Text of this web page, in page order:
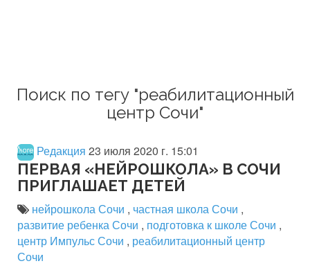
Поиск по тегу "реабилитационный
центр Сочи"
Редакция 23 июля 2020 г. 15:01
ПЕРВАЯ «НЕЙРОШКОЛА» В СОЧИ
ПРИГЛАШАЕТ ДЕТЕЙ
нейрошкола Сочи , частная школа Сочи ,
развитие ребенка Сочи , подготовка к школе Сочи ,
центр Импульс Сочи , реабилитационный центр
Сочи